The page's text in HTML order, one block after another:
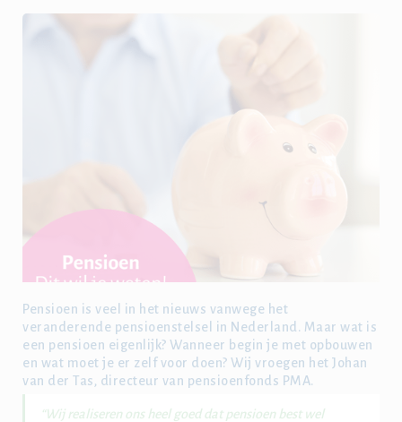
Pensioen is veel in het nieuws vanwege het
veranderende pensioenstelsel in Nederland. Maar wat is
een pensioen eigenlijk? Wanneer begin je met opbouwen
en wat moet je er zelf voor doen? Wij vroegen het Johan
van der Tas, directeur van pensioenfonds PMA.
“Wij realiseren ons heel goed dat pensioen best wel